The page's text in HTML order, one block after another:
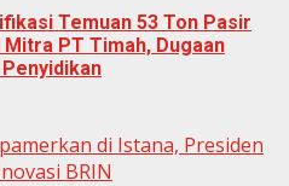
Temuan 53 Ton Pasir
PT Timah, Dugaan
di Istana, Presiden
BRIN